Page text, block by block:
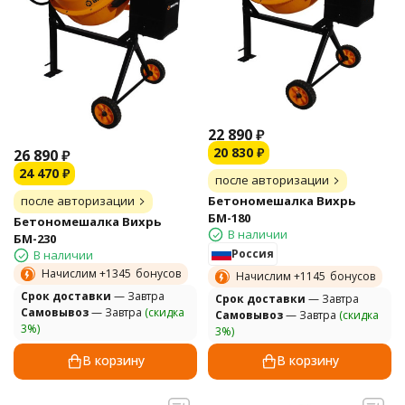
26 890₽
24 470 ₽
после авторизации
Бетономешалка Вихрь
БМ-230
В наличии
Начислим +1345 бонусов
Cрок доставки — Завтра
Самовывоз— Завтра (скидка
3%)
В корзину
22 890₽
20 830 ₽
после авторизации
Бетономешалка Вихрь
БМ-180
В наличии
Россия
Начислим +1145 бонусов
Cрок доставки — Завтра
Самовывоз— Завтра (скидка
3%)
В корзину